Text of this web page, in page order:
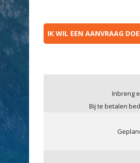
IK WIL EEN AANVRAAG
Inbreng
Bij te betalen